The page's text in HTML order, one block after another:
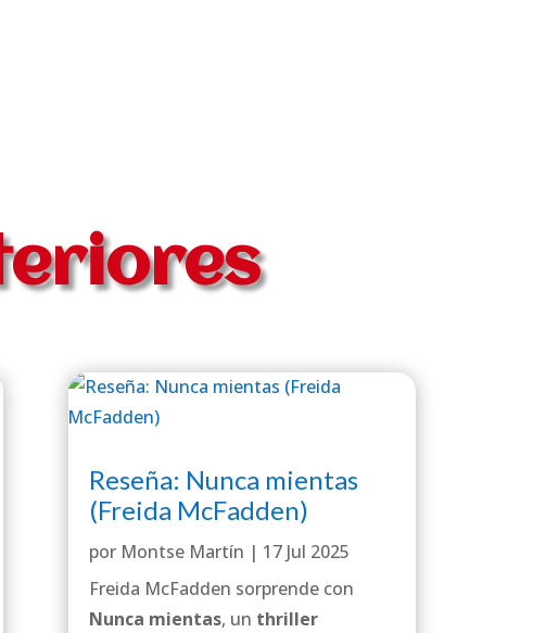
Reseña: Nunca mientas
(Freida McFadden)
por Montse Martín | 17 Jul 2025
Freida McFadden sorprende con
Nunca mientas, un thriller